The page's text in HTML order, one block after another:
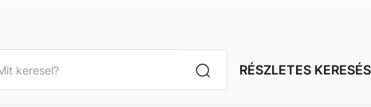
RÉSZLETES KERESÉS